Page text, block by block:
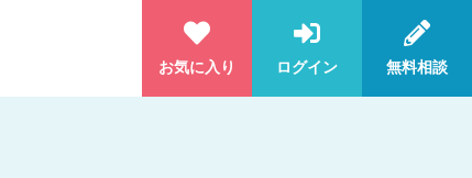
お気に入り
ログイン 無料相談